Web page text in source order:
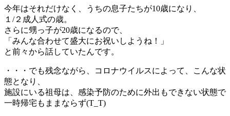
今年はそれだけなく、うちの息子たちが10歳になり、
１/２成人式の歳。
さらに甥っ子が20歳になるので、
「みんな合わせて盛大にお祝いしようね！」
と前々から話していたんです。
・・・でも残念ながら、コロナウイルスによって、こんな状
態となり、
施設にいる祖母は、感染予防のために外出もできない状態で
一時帰宅もままならず(T_T)